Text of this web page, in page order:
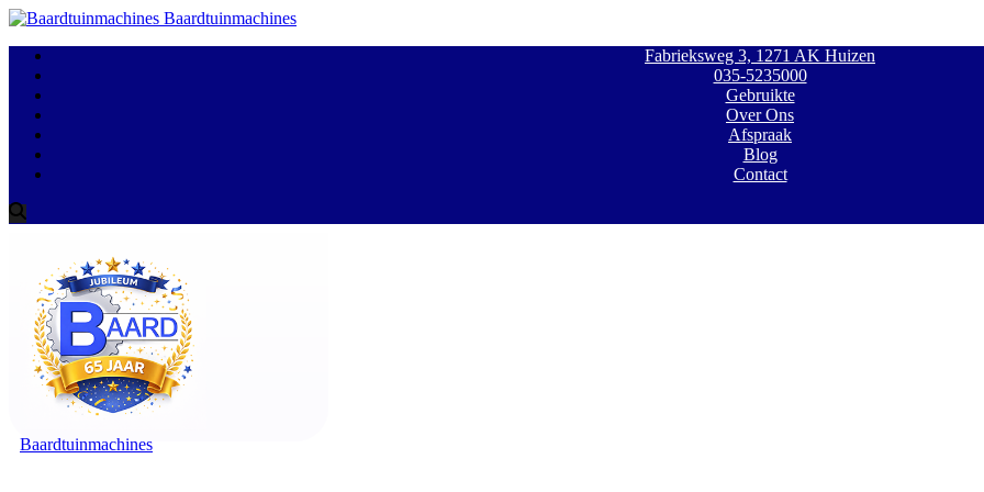
Baardtuinmachines
Fabrieksweg 3, 1271 AK Huizen
035-5235000
Gebruikte
Over Ons
Afspraak
Blog
Contact
Baardtuinmachines